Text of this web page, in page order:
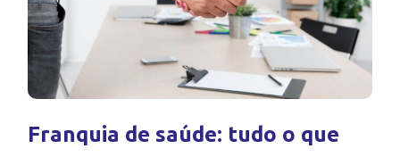
Franquia de saúde: tudo o que